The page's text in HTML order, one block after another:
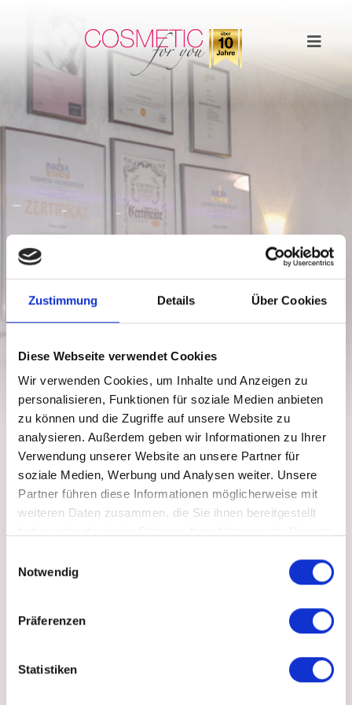
Zustimmung Details Über Cookies
Diese Webseite verwendet Cookies
Wir verwenden Cookies, um Inhalte und Anzeigen zu
personalisieren, Funktionen für soziale Medien anbieten
zu können und die Zugriffe auf unsere Website zu
analysieren. Außerdem geben wir Informationen zu Ihrer
Verwendung unserer Website an unsere Partner für
soziale Medien, Werbung und Analysen weiter. Unsere
Partner führen diese Informationen möglicherweise mit
weiteren Daten zusammen, die Sie ihnen bereitgestellt
Notwendig
Präferenzen
Statistiken
Main Navigation
Über uns
Seit über 10 Jahren!
Wir sind ein junges Team aus Remscheid, und
wir lieben unsere Arbeit. Wir, als Ihre Beauty-
Experten beraten Sie in allen Tehmen rund um
IPL – Dauerhafte Haarentfernung, Make-Up,
Massagen, Gesichtsbehandlungen, Teenager
Behandlungen und Depilation/Warmwachs.
tiefere Beziehung zu sich selbst zu finden und
zu pflegen. Unsere Lebenseinstellung ist sehr
wichtig, denn in der heutigen Zeit sind wir oft
überfordert mit jeglichen Aufgaben, egal welche